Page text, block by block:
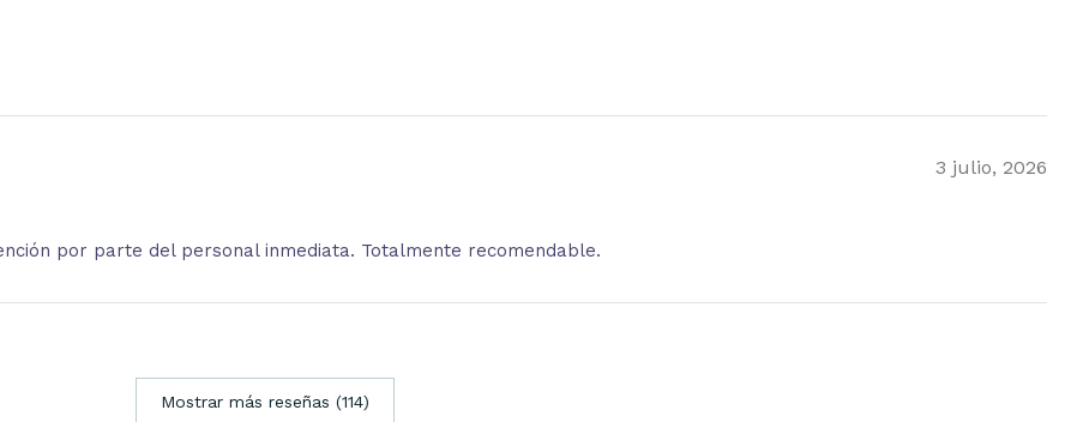
3 julio, 2026
por parte del personal inmediata. Totalmente recomendable.
Mostrar más reseñas (114)